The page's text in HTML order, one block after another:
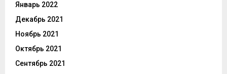
Январь 2022
Декабрь 2021
Ноябрь 2021
Октябрь 2021
Сентябрь 2021